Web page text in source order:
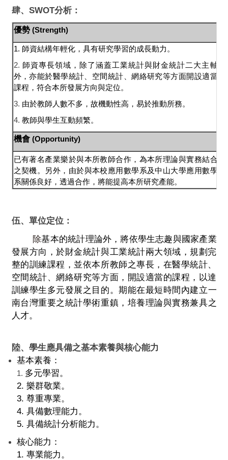
肆、SWOT分析：
優勢 (Strength)
1. 師資結構年輕化，具有研究學習的成長動力。
2. 師資專長領域 ， 除了涵蓋工業統計與財金統計二大主軸
外，亦能於醫學統計、空間統計、網絡研究等方面開設適當
課程 ， 符合本所發展方向與定位。
3. 由於教師人數不多，故機動性高，易於推動所務。
4. 教師與學生互動頻繁。
機會 (Opportunity)
已有著名產業樂於與本所教師合作，為本所理論與實務結合
之契機。另外，由於與本校應用數學系及中山大學應用數學
系關係良好， 透過合作，將能提高本所研究產能。
伍、單位定位：
除基本的統計理論外 ， 將依學生志趣與國家產業
發展方向，於財金統計與工業統計兩大領域，規劃完
整的訓練課程，並依本所教師之專長，在醫學統計、
空間統計、網絡研究等方面，開設適當的課程，以達
訓練學生多元發展之目的。期能在最短時間內建立一
南台灣重要之統計學術重鎮，培養理論與實務兼具之
人才。
陸、學生應具備之基本素養與核心能力
基本素養：
1. 多元學習。
2. 樂群敬業。
3. 尊重專業。
4. 具備數理能力。
5. 具備統計分析能力。
核心能力：
1. 專業能力。